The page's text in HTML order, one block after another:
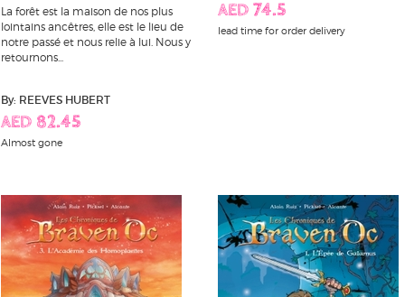
La forêt est la maison de nos plus
lointains ancêtres, elle est le lieu de
notre passé et nous relie à lui. Nous y
retournons...
By: REEVES HUBERT
AED 82.45
Almost gone
AED 74.5
lead time for order delivery